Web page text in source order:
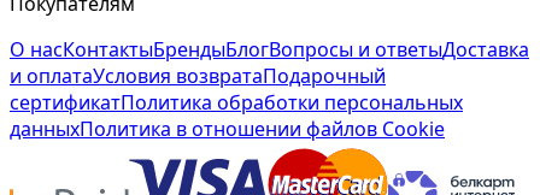
О насКонтактыБрендыБлогВопросы и ответыДоставка
и оплатаУсловия возвратаПодарочный
сертификатПолитика обработки персональных
данныхПолитика в отношении файлов Cookie